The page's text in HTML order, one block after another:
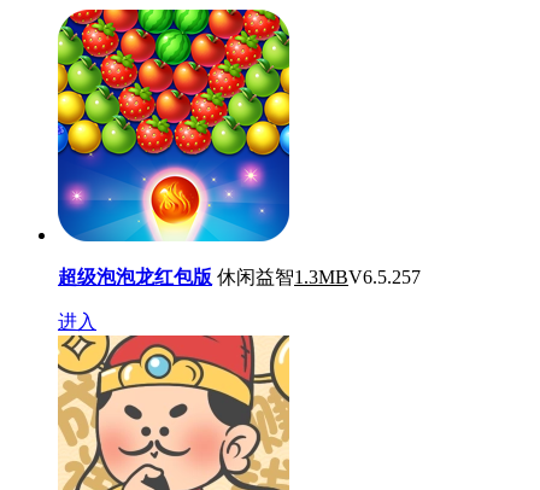
超级泡泡龙红包版 休闲益智1.3MBV6.5.257
进入